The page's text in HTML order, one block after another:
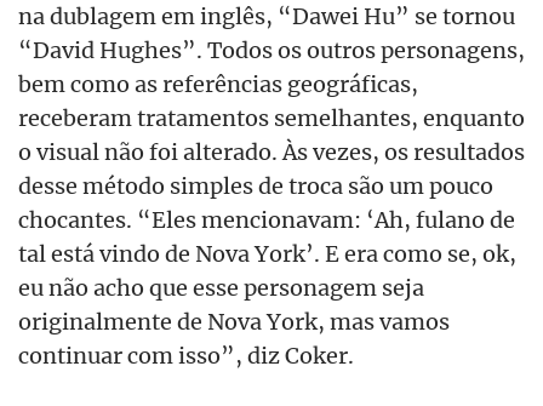
na dublagem em inglês, “Dawei Hu” se tornou
“David Hughes”. Todos os outros personagens,
bem como as referências geográficas,
receberam tratamentos semelhantes, enquanto
o visual não foi alterado. Às vezes, os resultados
desse método simples de troca são um pouco
chocantes. “Eles mencionavam: ‘Ah, fulano de
tal está vindo de Nova York’. E era como se, ok,
eu não acho que esse personagem seja
originalmente de Nova York, mas vamos
continuar com isso”, diz Coker.